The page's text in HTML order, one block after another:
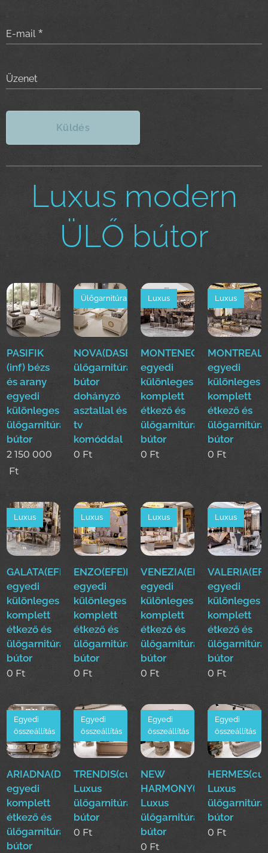
E-mail
Üzenet
Küldés
Luxus modern
ÜLŐ bútor
PASIFIK
(inf) bézs
és arany
egyedi
különleges
ülőgarnitúra
bútor
2 150 000
Ft
NOVA(DASE)
ülőgarnitúra
bútor
dohányzó
asztallal és
tv
komóddal
Ülőgarnitúra
0 Ft
MONTENEGRO(EFE)Luxus
egyedi
különleges
komplett
étkező és
ülőgarnitúra
bútor
Luxus
0 Ft
egyedi
különleges
komplett
étkező és
ülőgarnitúra
bútor
Luxus
0 Ft
GALATA(EFE)Luxus
egyedi
különleges
komplett
étkező és
ülőgarnitúra
bútor
Luxus
0 Ft
ENZO(EFE)Luxus
egyedi
különleges
komplett
étkező és
ülőgarnitúra
bútor
Luxus
0 Ft
VENEZIA(EFE)Luxus
egyedi
különleges
komplett
étkező és
ülőgarnitúra
bútor
Luxus
0 Ft
egyedi
különleges
komplett
étkező és
ülőgarnitúra
bútor
Luxus
0 Ft
ARIADNA(Duy)Luxus
egyedi
komplett
étkező és
ülőgarnitúra
bútor
Egyedi
összeállítás
TRENDIS(cur)
Luxus
ülőgarnitúra
bútor
Egyedi
összeállítás
0 Ft
NEW
HARMONY(cur)
Luxus
ülőgarnitúra
bútor
Egyedi
összeállítás
0 Ft
Luxus
ülőgarnitúra
bútor
Egyedi
összeállítás
0 Ft